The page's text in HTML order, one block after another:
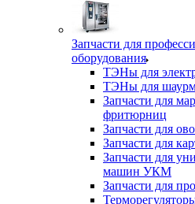
Запчасти для
оборудования
ТЭНы для
ТЭНы для
Запчасти для
фритюрниц
Запчасти для
Запчасти для
Запчасти для
машин УКМ
Запчасти для